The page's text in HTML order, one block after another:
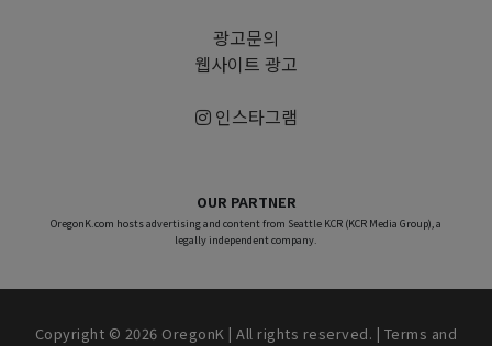
광고문의
웹사이트 광고
인스타그램
OUR PARTNER
OregonK.com hosts advertising and content from Seattle KCR (KCR Media Group), a
legally independent company.
Copyright © 2026 OregonK | All rights reserved. | Terms and